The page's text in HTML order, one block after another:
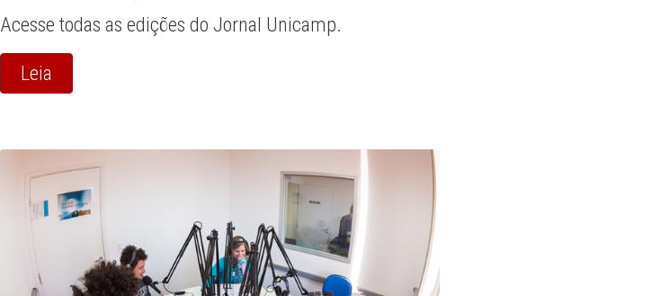
Acesse todas as edições do Jornal Unicamp.
Leia